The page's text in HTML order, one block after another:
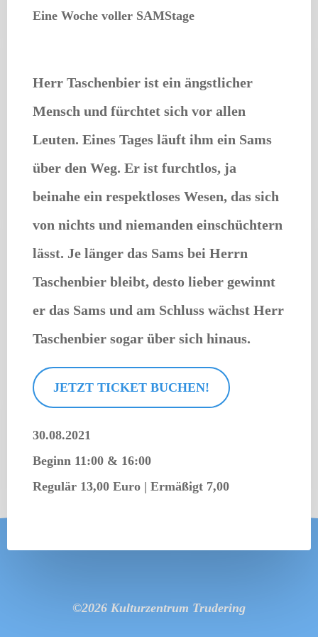
Eine Woche voller SAMStage
Herr Taschenbier ist ein ängstlicher
Mensch und fürchtet sich vor allen
Leuten. Eines Tages läuft ihm ein Sams
über den Weg. Er ist furchtlos, ja
beinahe ein respektloses Wesen, das sich
von nichts und niemanden einschüchtern
lässt. Je länger das Sams bei Herrn
Taschenbier bleibt, desto lieber gewinnt
er das Sams und am Schluss wächst Herr
Taschenbier sogar über sich hinaus.
JETZT TICKET BUCHEN!
30.08.2021
Beginn 11:00 & 16:00
Regulär 13,00 Euro | Ermäßigt 7,00
©2026 Kulturzentrum Trudering